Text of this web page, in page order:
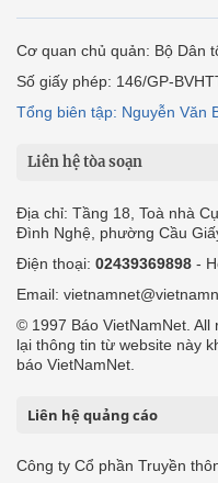
Cơ quan chủ quản: Bộ Dân
Số giấy phép: 146/GP-
Tổng biên tập: Nguyễn Văn
Liên hệ tòa soạn
Địa chỉ: Tầng 18, Toà nhà
Đình Nghệ, phường Cầu
Điện thoại: 02439369898 -
Email:
© 1997 Báo VietNamNet.
lại thông tin từ website này
báo VietNamNet.
Liên hệ quảng cáo
Công ty Cổ phần Truyền